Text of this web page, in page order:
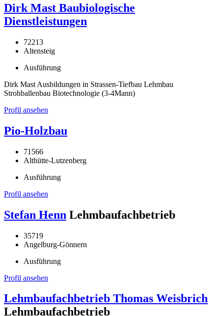
Dirk Mast Baubiologische
Dienstleistungen
72213
Altensteig
Ausführung
Dirk Mast Ausbildungen in Strassen-Tiefbau Lehmbau
Strohballenbau Biotechnologie (3-4Mann)
Profil ansehen
Pio-Holzbau
71566
Althütte-Lutzenberg
Ausführung
Profil ansehen
Stefan Henn Lehmbaufachbetrieb
35719
Angelburg-Gönnern
Ausführung
Profil ansehen
Lehmbaufachbetrieb Thomas Weisbrich
Lehmbaufachbetrieb